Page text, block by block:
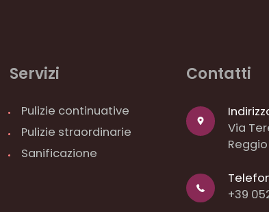
Servizi
Pulizie continuative
Pulizie straordinarie
Sanificazione
Contatti
Via
Reggio
+39